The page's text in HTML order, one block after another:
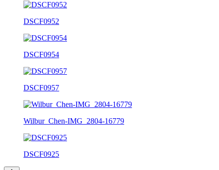
DSCF0952
DSCF0954
DSCF0957
Wilbur_Chen-IMG_2804-16779
DSCF0925